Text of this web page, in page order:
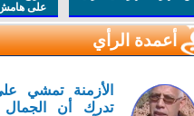
على
أعمدة الرأي
الأزمنة تمشي
تدرك أن الجمال